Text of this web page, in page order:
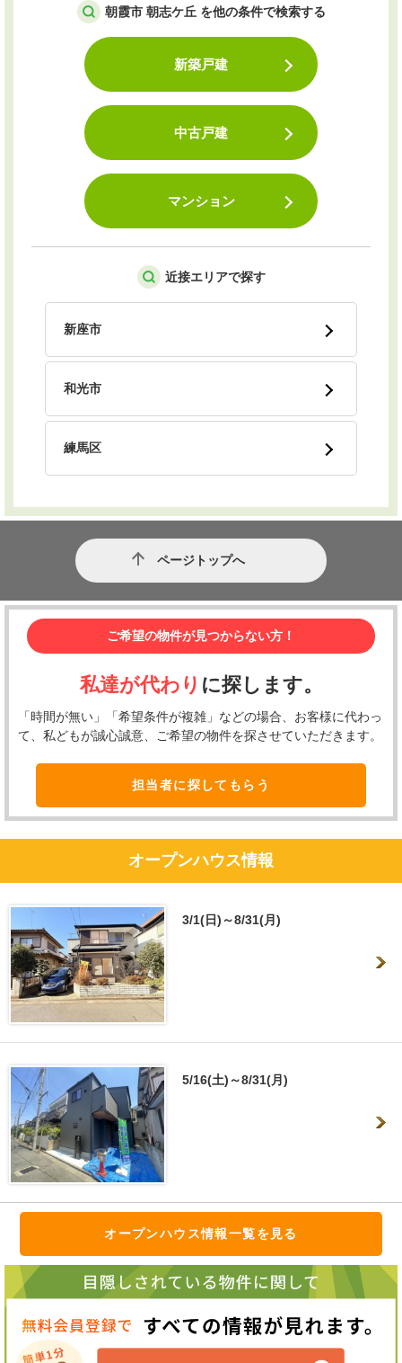
朝霞市 朝志ケ丘 を他の条件で検索する
新築戸建
中古戸建
マンション
近接エリアで探す
新座市
和光市
練馬区
ページトップへ
ご希望の物件が見つからない方！
私達が代わり に探します。
「時間が無い」「希望条件が複雑」などの場合、お客様に代わっ
て、私どもが誠心誠意、ご希望の物件を探させていただきます。
担当者に探してもらう
オープンハウス情報
3/1(日)～8/31(月)
5/16(土)～8/31(月)
オープンハウス情報一覧を見る